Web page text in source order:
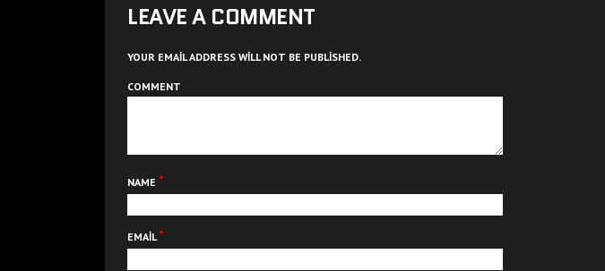
LEAVE A COMMENT
YOUR EMAIL ADDRESS WILL NOT BE PUBLISHED.
COMMENT
NAME *
EMAIL*